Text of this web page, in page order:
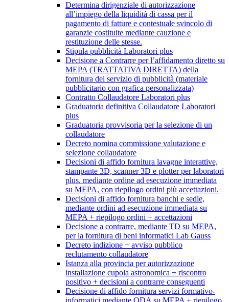
Determina dirigenziale di autorizzazione
all’impiego della liquidità di cassa per il
pagamento di fatture e contestuale svincolo di
garanzie costituite mediante cauzione e
restituzione delle stesse.
Stipula pubblicità Laboratori plus
Decisione a Contrarre per l’affidamento diretto su
MEPA (TRATTATIVA DIRETTA) della
fornitura del servizio di pubblicità (materiale
pubblicitario con grafica personalizzata)
Contratto Collaudatore Laboratori plus
Graduatoria definitiva Collaudatore Laboratori
plus
Graduatoria provvisoria per la selezione di un
collaudatore
Decreto nomina commissione valutazione e
selezione collaudatore
Decisioni di affido fornitura lavagne interattive,
stampante 3D, scanner 3D e plotter per laboratori
plus. mediante ordine ad esecuzione immediata
su MEPA, con riepilogo ordini più accettazioni.
Decisioni di affido fornitura banchi e sedie,
mediante ordini ad esecuzione immediata su
MEPA + riepilogo ordini + accettazioni
Decisione a contrarre, mediante TD su MEPA,
per la fornitura di beni informatici Lab Gauss
Decreto indizione + avviso pubblico
reclutamento collaudatore
Istanza alla provincia per autorizzazione
installazione cupola astronomica + riscontro
positivo + decisioni a contrarre conseguenti
Decisione di affido fornitura servizi formativo-